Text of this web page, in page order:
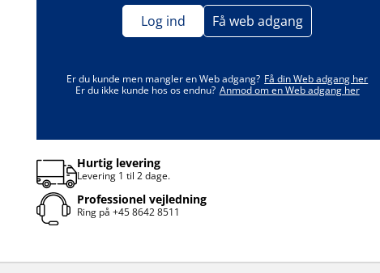
Log ind Få web adgang
Er du kunde men mangler en Web adgang? Få din Web adgang her
Er du ikke kunde hos os endnu? Anmod om en Web adgang her
Hurtig levering
Levering 1 til 2 dage.
Professionel vejledning
Ring på+45 8642 8511